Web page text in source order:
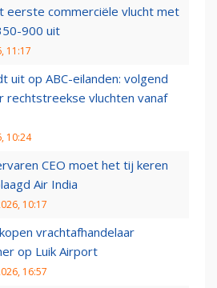
eerste commerciële vlucht met
900 uit
11:17
uit op ABC-eilanden: volgend
rechtstreekse vluchten vanaf
10:24
CEO moet het tij keren
Air India
10:17
vrachtafhandelaar
op Luik Airport
16:57